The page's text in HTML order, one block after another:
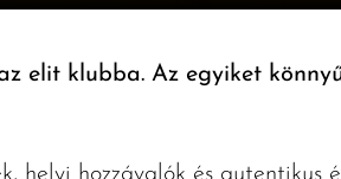
elit klubba. Az egyiket
helyi hozzávalók és